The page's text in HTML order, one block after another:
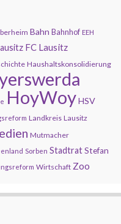
Bahn Bahnhof EEH
FC Lausitz
Haushaltskonsolidierung
HoyWoyHSV
Landkreis Lausitz
Mutmacher
Sorben StadtratStefan
Wirtschaft Zoo